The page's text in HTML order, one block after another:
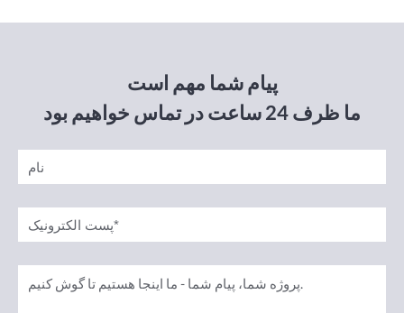
پیام شما مهم است
ما ظرف 24 ساعت در تماس خواهیم بود